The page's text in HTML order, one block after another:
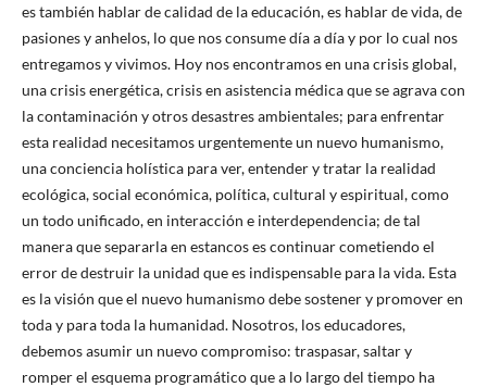
es también hablar de calidad de la educación, es hablar de vida, de
pasiones y anhelos, lo que nos consume día a día y por lo cual nos
entregamos y vivimos. Hoy nos encontramos en una crisis global,
una crisis energética, crisis en asistencia médica que se agrava con
la contaminación y otros desastres ambientales; para enfrentar
esta realidad necesitamos urgentemente un nuevo humanismo,
una conciencia holística para ver, entender y tratar la realidad
ecológica, social económica, política, cultural y espiritual, como
un todo unificado, en interacción e interdependencia; de tal
manera que separarla en estancos es continuar cometiendo el
error de destruir la unidad que es indispensable para la vida. Esta
es la visión que el nuevo humanismo debe sostener y promover en
toda y para toda la humanidad. Nosotros, los educadores,
debemos asumir un nuevo compromiso: traspasar, saltar y
romper el esquema programático que a lo largo del tiempo ha